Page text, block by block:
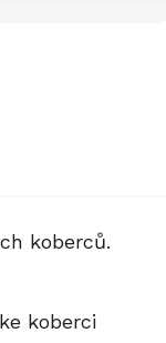
koberců.
koberci